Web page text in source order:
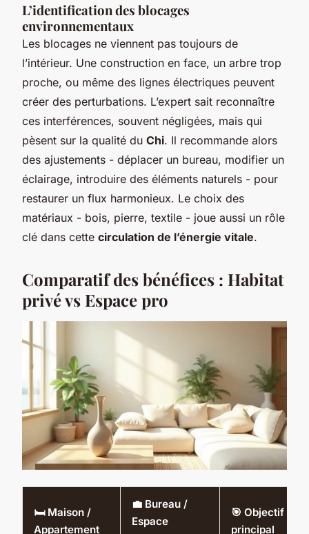
L’identification des blocages
environnementaux
Les blocages ne viennent pas toujours de
l’intérieur. Une construction en face, un arbre trop
proche, ou même des lignes électriques peuvent
créer des perturbations. L’expert sait reconnaître
ces interférences, souvent négligées, mais qui
pèsent sur la qualité du Chi. Il recommande alors
des ajustements - déplacer un bureau, modifier un
éclairage, introduire des éléments naturels - pour
restaurer un flux harmonieux. Le choix des
matériaux - bois, pierre, textile - joue aussi un rôle
clé dans cette circulation de l’énergie vitale.
Comparatif des bénéfices : Habitat
privé vs Espace pro
🛏️ Maison /
Appartement
💼 Bureau /
Espace
🎯 Objectif
principal